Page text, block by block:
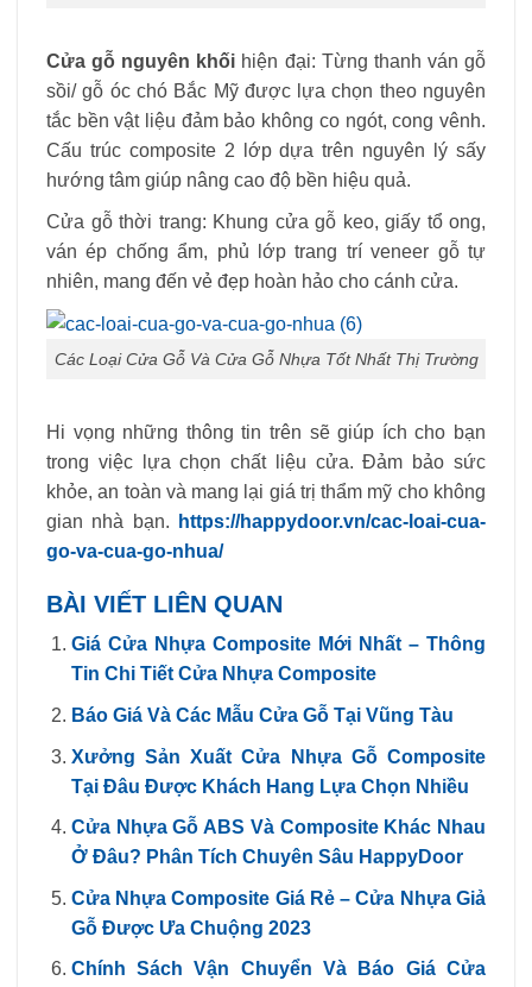
Cửa gỗ nguyên khối hiện đại: Từng thanh ván gỗ
sồi/ gỗ óc chó Bắc Mỹ được lựa chọn theo nguyên
tắc bền vật liệu đảm bảo không co ngót, cong vênh.
Cấu trúc composite 2 lớp dựa trên nguyên lý sấy
hướng tâm giúp nâng cao độ bền hiệu quả.
Cửa gỗ thời trang: Khung cửa gỗ keo, giấy tổ ong,
ván ép chống ẩm, phủ lớp trang trí veneer gỗ tự
nhiên, mang đến vẻ đẹp hoàn hảo cho cánh cửa.
Các Loại Cửa Gỗ Và Cửa Gỗ Nhựa Tốt Nhất Thị Trường
Hi vọng những thông tin trên sẽ giúp ích cho bạn
trong việc lựa chọn chất liệu cửa. Đảm bảo sức
khỏe, an toàn và mang lại giá trị thẩm mỹ cho không
gian nhà bạn.
https://happydoor.vn/cac-loai-cua-
go-va-cua-go-nhua/
BÀI VIẾT LIÊN QUAN
Giá Cửa Nhựa Composite Mới Nhất – Thông
Tin Chi Tiết Cửa Nhựa Composite
Báo Giá Và Các Mẫu Cửa Gỗ Tại Vũng Tàu
Xưởng Sản Xuất Cửa Nhựa Gỗ Composite
Tại Đâu Được Khách Hang Lựa Chọn Nhiều
Cửa Nhựa Gỗ ABS Và Composite Khác Nhau
Ở Đâu? Phân Tích Chuyên Sâu HappyDoor
Cửa Nhựa Composite Giá Rẻ – Cửa Nhựa Giả
Gỗ Được Ưa Chuộng 2023
Chính Sách Vận Chuyển Và Báo Giá Cửa